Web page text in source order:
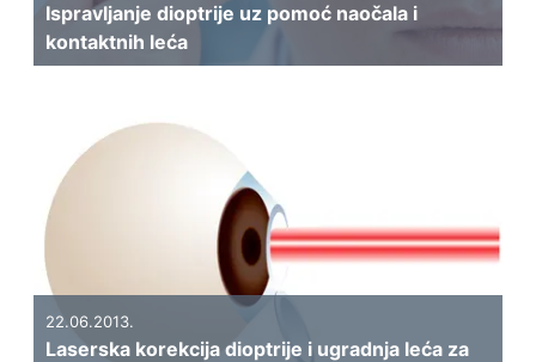
Ispravljanje dioptrije uz pomoć naočala i
kontaktnih leća
22.06.2013.
Laserska korekcija dioptrije i ugradnja leća za